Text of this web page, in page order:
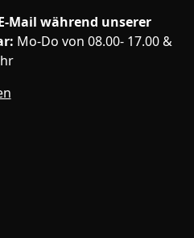
Mail während unserer
Mo-Do von 08.00- 17.00 &